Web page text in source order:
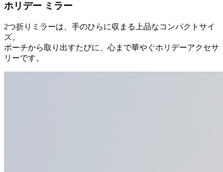
ホリデー ミラー
2つ折りミラーは、手のひらに収まる上品なコンパクトサイ
ズ。
ポーチから取り出すたびに、心まで華やぐホリデーアクセサ
リーです。